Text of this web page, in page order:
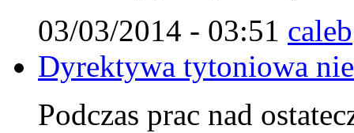
03/03/2014 - 03:51 caleb
Dyrektywa tytoniowa nie
Podczas prac nad